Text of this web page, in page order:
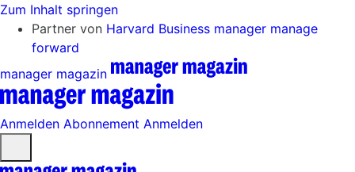
Zum Inhalt springen
Partner von Harvard Business manager manage
forward
manager magazin
Anmelden Abonnement Anmelden
öffnen